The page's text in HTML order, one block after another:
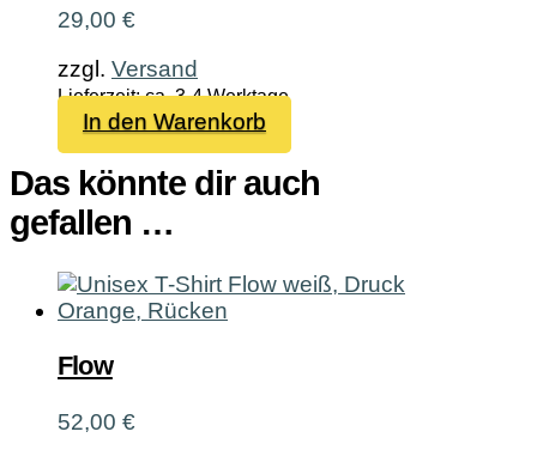
29,00 €
zzgl. Versand
Lieferzeit: ca. 3-4 Werktage
In den Warenkorb
Das könnte dir auch
gefallen …
Flow
52,00 €